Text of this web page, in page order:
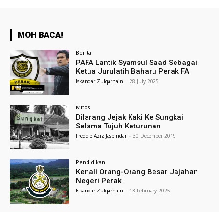
MOH BACA!
Berita
PAFA Lantik Syamsul Saad Sebagai
Ketua Jurulatih Baharu Perak FA
Iskandar Zulqarnain - 28 July 2025
Mitos
Dilarang Jejak Kaki Ke Sungkai
Selama Tujuh Keturunan
Freddie Aziz Jasbindar - 30 December 2019
Pendidikan
Kenali Orang-Orang Besar Jajahan
Negeri Perak
Iskandar Zulqarnain - 13 February 2025